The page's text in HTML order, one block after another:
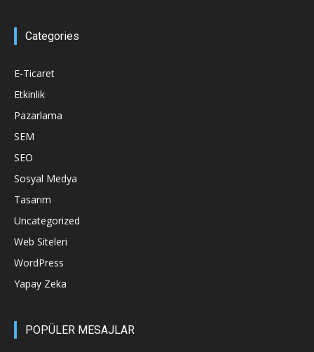
Categories
E-Ticaret
Etkinlik
Pazarlama
SEM
SEO
Sosyal Medya
Tasarım
Uncategorized
Web Siteleri
WordPress
Yapay Zeka
POPÜLER MESAJLAR